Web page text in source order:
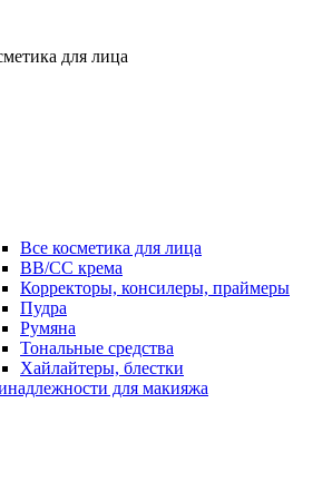
для лица
Все косметика для лица
ВВ/СС крема
Корректоры, консилеры, праймеры
Пудра
Румяна
Тональные средства
Хайлайтеры, блестки
для макияжа